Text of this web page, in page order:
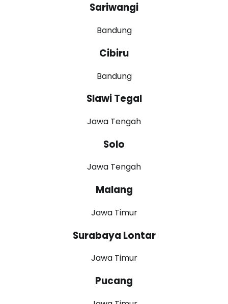
Sariwangi
Bandung
Cibiru
Bandung
Slawi Tegal
Jawa Tengah
Solo
Jawa Tengah
Malang
Jawa Timur
Surabaya Lontar
Jawa Timur
Pucang